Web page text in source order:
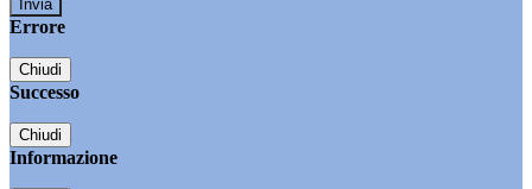
Errore
Chiudi
Successo
Chiudi
Informazione